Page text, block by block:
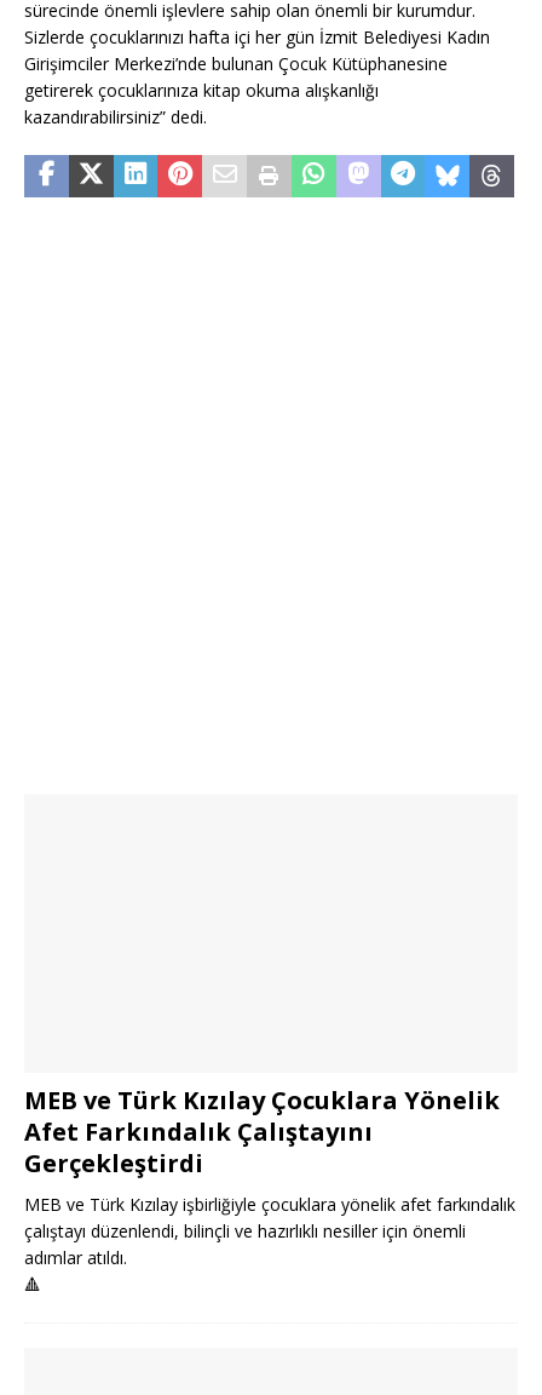
sürecinde önemli işlevlere sahip olan önemli bir kurumdur.
Sizlerde çocuklarınızı hafta içi her gün İzmit Belediyesi Kadın
Girişimciler Merkezi’nde bulunan Çocuk Kütüphanesine
getirerek çocuklarınıza kitap okuma alışkanlığı
kazandırabilirsiniz” dedi.
MEB ve Türk Kızılay Çocuklara Yönelik
Afet Farkındalık Çalıştayını
Gerçekleştirdi
MEB ve Türk Kızılay işbirliğiyle çocuklara yönelik afet farkındalık
çalıştayı düzenlendi, bilinçli ve hazırlıklı nesiller için önemli
adımlar atıldı.
🔺